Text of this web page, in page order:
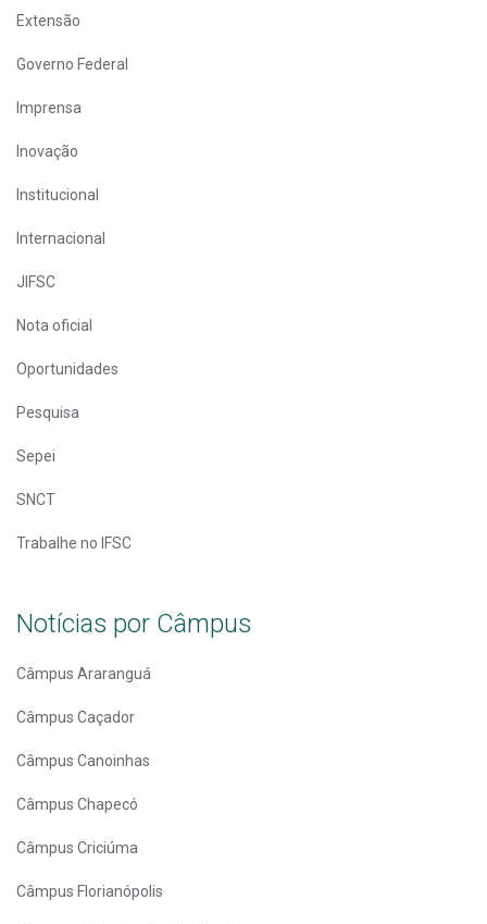
Extensão
Governo Federal
Imprensa
Inovação
Institucional
Internacional
JIFSC
Nota oficial
Oportunidades
Pesquisa
Sepei
SNCT
Trabalhe no IFSC
Notícias por Câmpus
Câmpus Araranguá
Câmpus Caçador
Câmpus Canoinhas
Câmpus Chapecó
Câmpus Criciúma
Câmpus Florianópolis